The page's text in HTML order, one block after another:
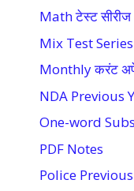
Math टेस्ट सीरीज
Mix Test Series
Monthly करंट
NDA Previous
One-word
PDF Notes
Police